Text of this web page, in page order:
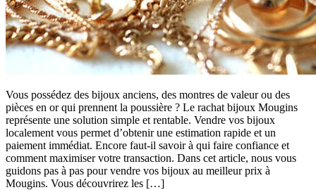
Vous possédez des bijoux anciens, des montres de valeur ou des
pièces en or qui prennent la poussière ? Le rachat bijoux Mougins
représente une solution simple et rentable. Vendre vos bijoux
localement vous permet d’obtenir une estimation rapide et un
paiement immédiat. Encore faut-il savoir à qui faire confiance et
comment maximiser votre transaction. Dans cet article, nous vous
guidons pas à pas pour vendre vos bijoux au meilleur prix à
Mougins. Vous découvrirez les […]